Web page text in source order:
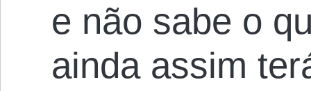
e não sabe o
ainda assim